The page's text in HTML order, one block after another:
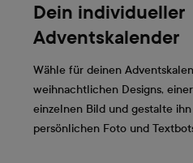
Dein individueller
Adventskalender
Wähle für deinen
weihnachtlichen Designs,
einzelnen Bild und gestalte
persönlichen Foto und